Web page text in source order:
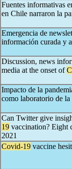
Fuentes informativas
en Chile narraron la
Emergencia de
información curada y
Discussion, news
media at the onset of
Impacto de la
como laboratorio de
Can Twitter give
19 vaccination? Eight
2021
Covid-19 vaccine